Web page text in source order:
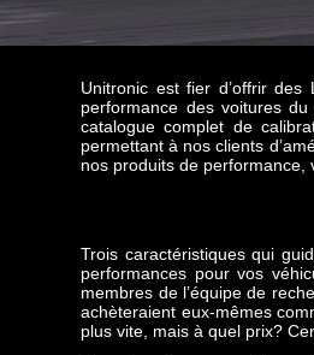
Unitronic est fier d’offrir
performance des voitures
catalogue complet de
permettant à nos clients
nos produits de performance,
Trois caractéristiques qui
performances pour vos
membres de l’équipe de
achèteraient eux-mêmes
plus vite, mais à quel prix?